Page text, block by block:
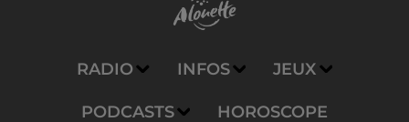
RADIO INFOS JEUX
PODCASTS HOROSCOPE